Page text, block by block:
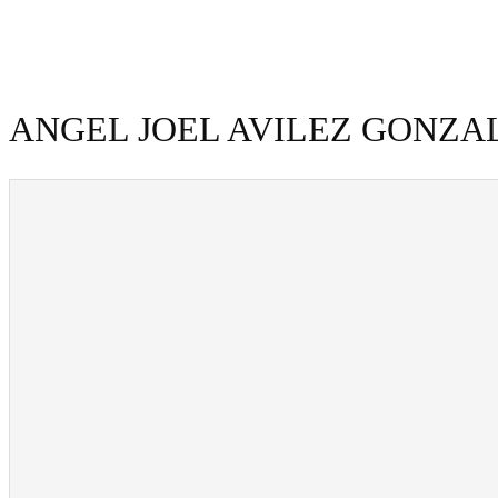
ANGEL JOEL AVILEZ